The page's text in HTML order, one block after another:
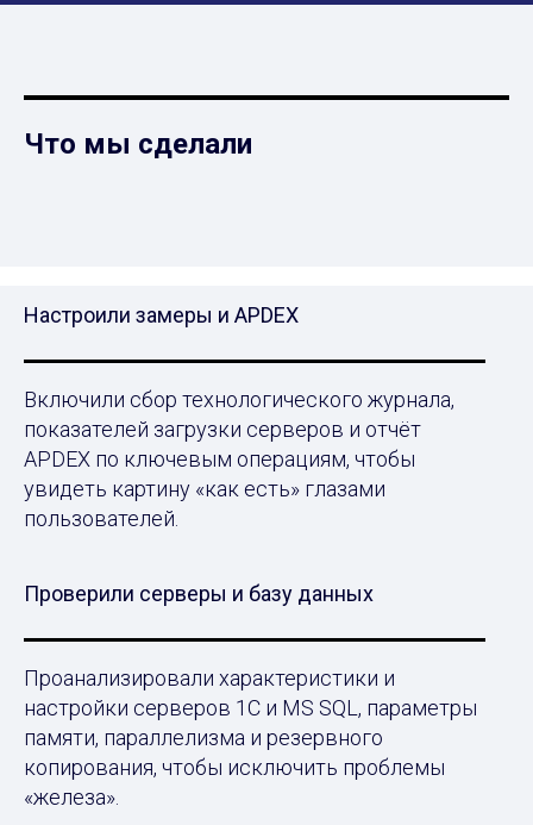
Что мы сделали
Настроили замеры и APDEX
Включили сбор технологического журнала,
показателей загрузки серверов и отчёт
APDEX по ключевым операциям, чтобы
увидеть картину «как есть» глазами
пользователей.
Проверили серверы и базу данных
Проанализировали характеристики и
настройки серверов 1С и MS SQL, параметры
памяти, параллелизма и резервного
копирования, чтобы исключить проблемы
«железа».